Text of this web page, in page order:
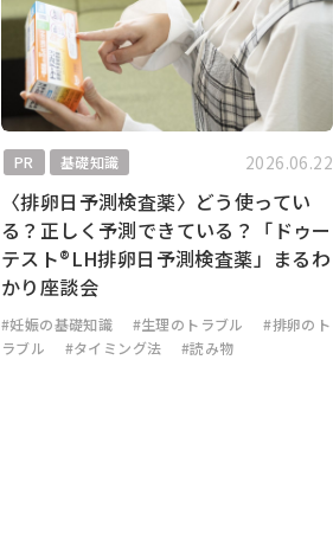
PR 基礎知識 2026.06.22
〈排卵日予測検査薬〉どう使ってい
る？正しく予測できている？「ドゥー
テスト®LH排卵日予測検査薬」まるわ
かり座談会
#妊娠の基礎知識 #生理のトラブル
#排卵のト
ラブル
#タイミング法 #読み物